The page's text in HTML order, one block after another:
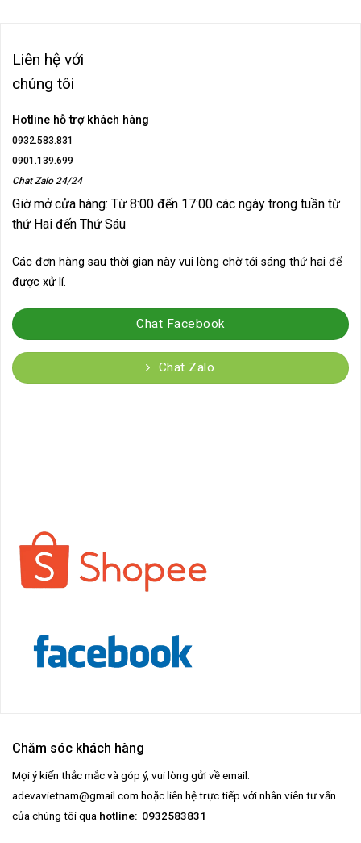
Liên hệ với
chúng tôi
Hotline hỗ trợ khách hàng
0932.583.831
0901.139.699
Chat Zalo 24/24
Giờ mở cửa hàng: Từ 8:00 đến 17:00 các ngày trong tuần từ
thứ Hai đến Thứ Sáu
Các đơn hàng sau thời gian này vui lòng chờ tới sáng thứ hai để
được xử lí.
Chat Facebook
Chat Zalo
Chăm sóc khách hàng
Mọi ý kiến thắc mắc và góp ý, vui lòng gửi về email:
adevavietnam@gmail.com hoặc liên hệ trực tiếp với nhân viên tư vấn
của chúng tôi qua hotline: 0932583831